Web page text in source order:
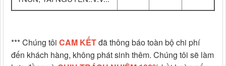
*** Chúng tôi CAM KẾTđã thông báo toàn bộ chi phí
đến khách hàng, không phát sinh thêm. Chúng tôi sẽ làm